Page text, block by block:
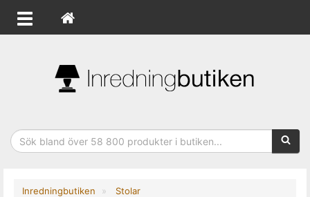
Inredningbutiken
Stolar